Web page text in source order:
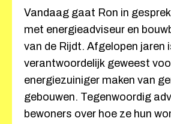
Vandaag gaat Ron in gesprek
met energieadviseur en
van de Rijdt. Afgelopen jaren
verantwoordelijk geweest
energiezuiniger maken van
gebouwen. Tegenwoordig
bewoners over hoe ze hun